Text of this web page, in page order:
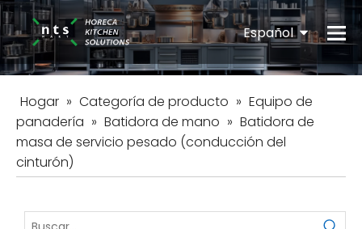
Español
English
Hogar » Categoría de producto » Equipo de
panadería » Batidora de mano » Batidora de
masa de servicio pesado (conducción del
cinturón)